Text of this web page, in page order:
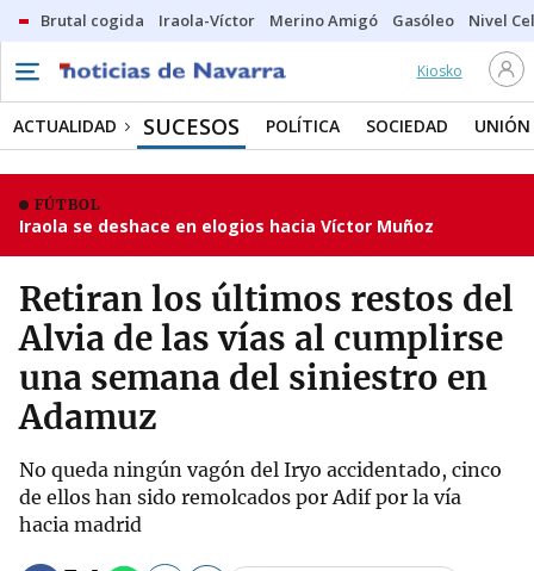
Brutal cogida Iraola-Víctor Merino Amigó Gasóleo Nivel
Kiosko
ACTUALIDAD SUCESOS POLÍTICA SOCIEDAD UNIÓN
FÚTBOL
Iraola se deshace en elogios hacia Víctor Muñoz
Retiran los últimos restos del
Alvia de las vías al cumplirse
una semana del siniestro en
Adamuz
No queda ningún vagón del Iryo accidentado, cinco
de ellos han sido remolcados por Adif por la vía
hacia madrid